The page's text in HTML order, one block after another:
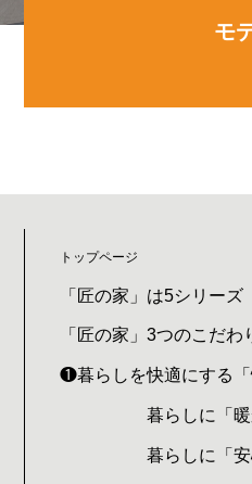
モ
トップページ
「匠の家」は5シリーズ
「匠の家」3つのこだわ
❶暮らしを快適にする「
暮らしに「
暮らしに「